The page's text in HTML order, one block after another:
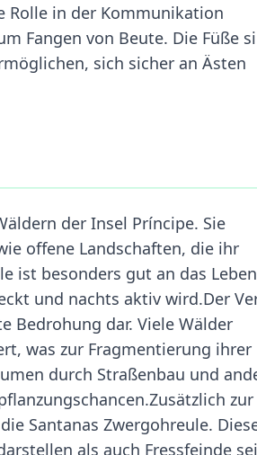
Rolle in der Kommunikation
Fangen von Beute. Die Füße
sich sicher an Ästen
der Insel Príncipe. Sie
offene Landschaften, die ihr
ist besonders gut an das
und nachts aktiv wird.Der
Bedrohung dar. Viele Wälder
was zur Fragmentierung ihrer
durch Straßenbau und
zur
Santanas Zwergohreule.
als auch Fressfeinde